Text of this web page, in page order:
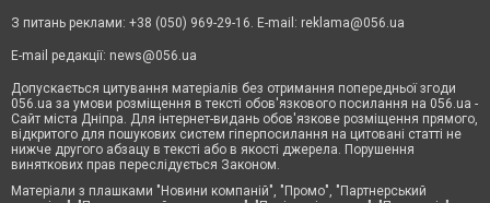
З питань реклами: +38 (050) 969-29-16. E-mail: reklama@056.ua
E-mail редакції: news@056.ua
Допускається цитування матеріалів без отримання попередньої згоди
056.ua за умови розміщення в тексті обов'язкового посилання на 056.ua -
Сайт міста Дніпра. Для інтернет-видань обов'язкове розміщення прямого,
відкритого для пошукових систем гіперпосилання на цитовані статті не
нижче другого абзацу в тексті або в якості джерела. Порушення
виняткових прав переслідується Законом.
Матеріали з плашками "Новини компаній", "Промо", "Партнерський